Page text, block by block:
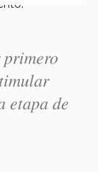
primero
etapa de